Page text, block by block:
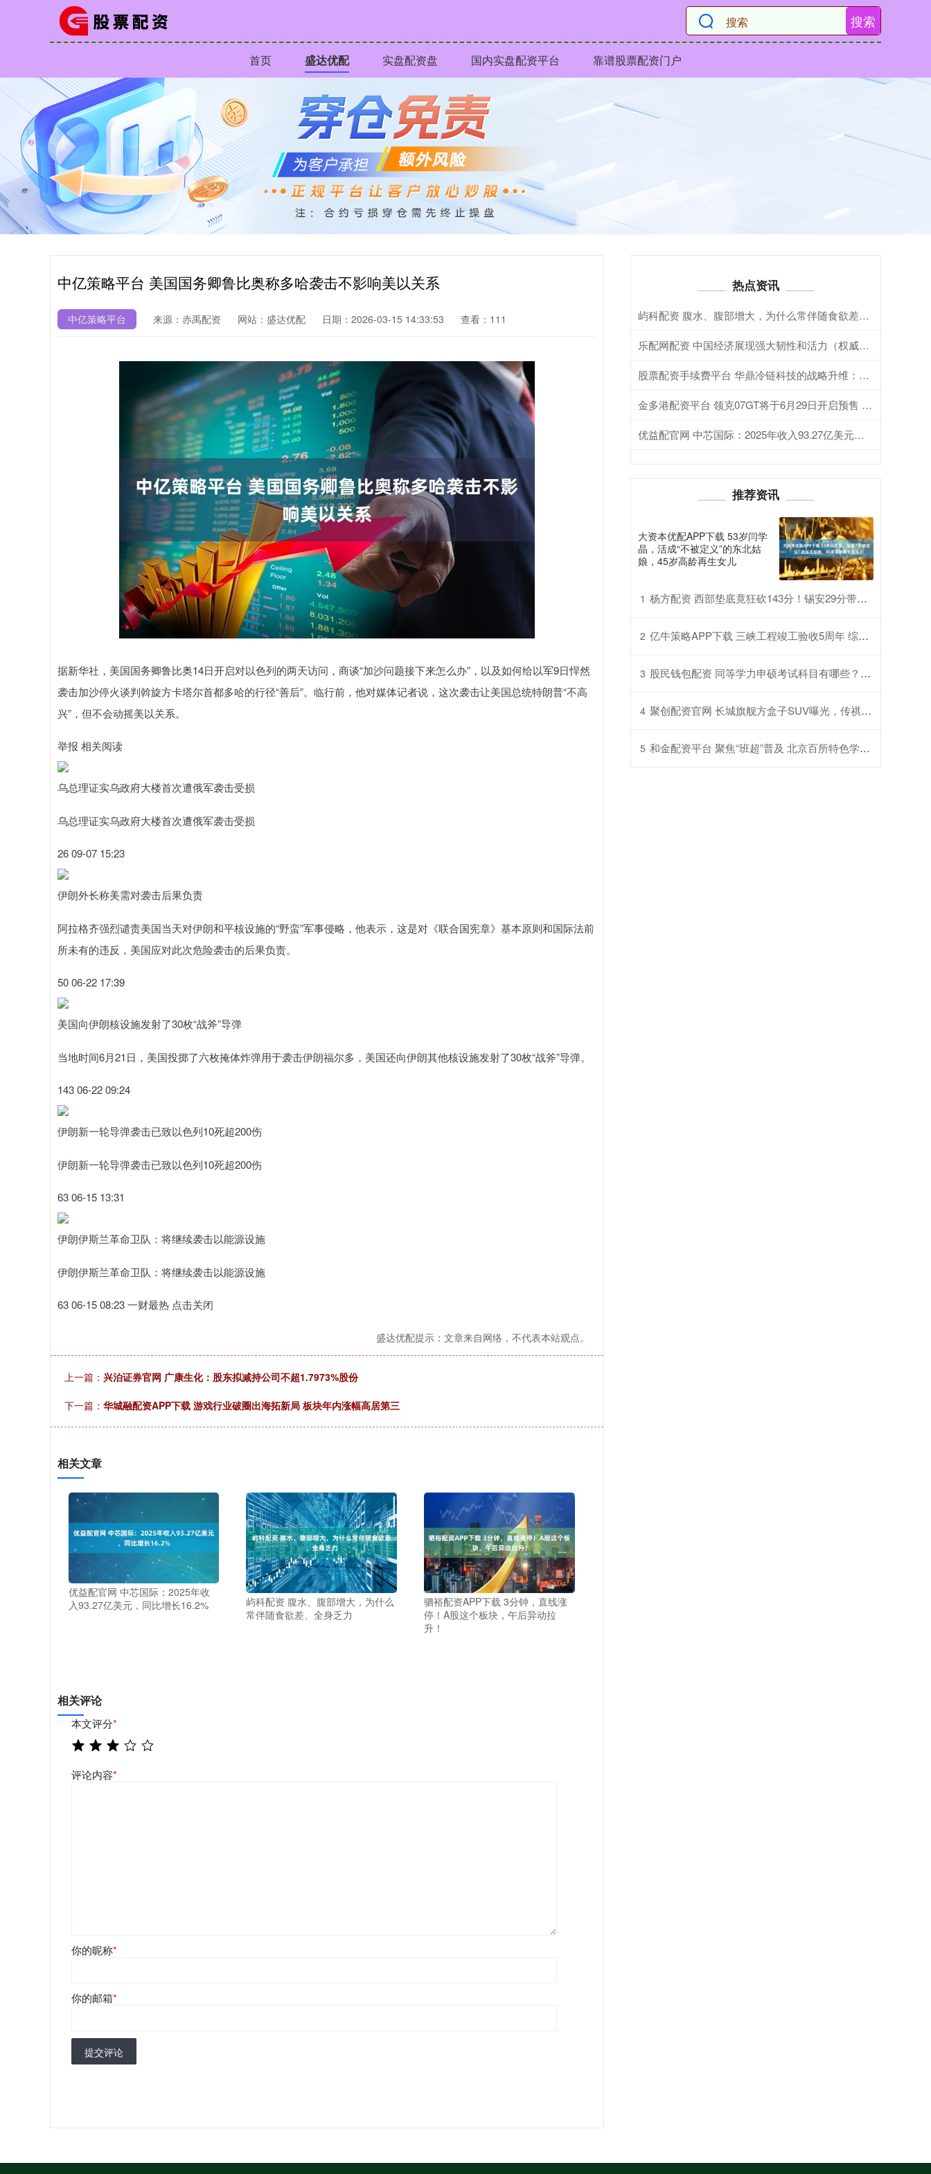
搜索
首页 盛达优配 实盘配资盘 国内实盘配资平台 靠谱股票配资门户
中亿策略平台 美国国务卿鲁比奥称多哈袭击不影响美以关系
中亿策略平台 来源：赤禹配资 网站：盛达优配 日期：2026-03-15 14:33:53 查看：111
据新华社，美国国务卿鲁比奥14日开启对以色列的两天访问，商谈“加沙问题接下来怎么办”，以及如何给以军9日悍然
袭击加沙停火谈判斡旋方卡塔尔首都多哈的行径“善后”。临行前，他对媒体记者说，这次袭击让美国总统特朗普“不高
兴”，但不会动摇美以关系。
举报 相关阅读
乌总理证实乌政府大楼首次遭俄军袭击受损
乌总理证实乌政府大楼首次遭俄军袭击受损
26 09-07 15:23
伊朗外长称美需对袭击后果负责
阿拉格齐强烈谴责美国当天对伊朗和平核设施的“野蛮”军事侵略，他表示，这是对《联合国宪章》基本原则和国际法前
所未有的违反，美国应对此次危险袭击的后果负责。
50 06-22 17:39
美国向伊朗核设施发射了30枚“战斧”导弹
当地时间6月21日，美国投掷了六枚掩体炸弹用于袭击伊朗福尔多，美国还向伊朗其他核设施发射了30枚“战斧”导弹。
143 06-22 09:24
伊朗新一轮导弹袭击已致以色列10死超200伤
伊朗新一轮导弹袭击已致以色列10死超200伤
63 06-15 13:31
伊朗伊斯兰革命卫队：将继续袭击以能源设施
伊朗伊斯兰革命卫队：将继续袭击以能源设施
63 06-15 08:23 一财最热 点击关闭
盛达优配提示：文章来自网络，不代表本站观点。
上一篇： 兴泊证券官网 广康生化：股东拟减持公司不超1.7973%股份
下一篇： 华城融配资APP下载 游戏行业破圈出海拓新局 板块年内涨幅高居第三
相关文章
优益配官网 中芯国际：2025年收
入93.27亿美元，同比增长16.2%
屿科配资 腹水、腹部增大，为什么
常伴随食欲差、全身乏力
驷裕配资APP下载 3分钟，直线涨
停！A股这个板块，午后异动拉
升！
相关评论
本文评分*
评论内容*
你的昵称*
你的邮箱*
提交评论
热点资讯
屿科配资 腹水、腹部增大，为什么常伴随食欲差、全身乏力
乐配网配资 中国经济展现强大韧性和活力（权威论坛）
股票配资手续费平台 华鼎冷链科技的战略升维：从“独立运营”到“集团化协同”
金多港配资平台 领克07GT将于6月29日开启预售 中型猎装车/1.5T插混系统
优益配官网 中芯国际：2025年收入93.27亿美元，同比增长16.2%
推荐资讯
大资本优配APP下载 53岁闫学
晶，活成“不被定义”的东北姑
娘，45岁高龄再生女儿
1 杨方配资 西部垫底竟狂砍143分！锡安29分带队掀翻公牛，东部第九遭打脸
2 亿牛策略APP下载 三峡工程竣工验收5周年 综合效益充分发挥
3 股民钱包配资 同等学力申硕考试科目有哪些？考试难度如何？
4 聚创配资官网 长城旗舰方盒子SUV曝光，传祺也造硬派越野，买车再等等!
5 和金配资平台 聚焦“班超”普及 北京百所特色学校展示校园足球育人成果